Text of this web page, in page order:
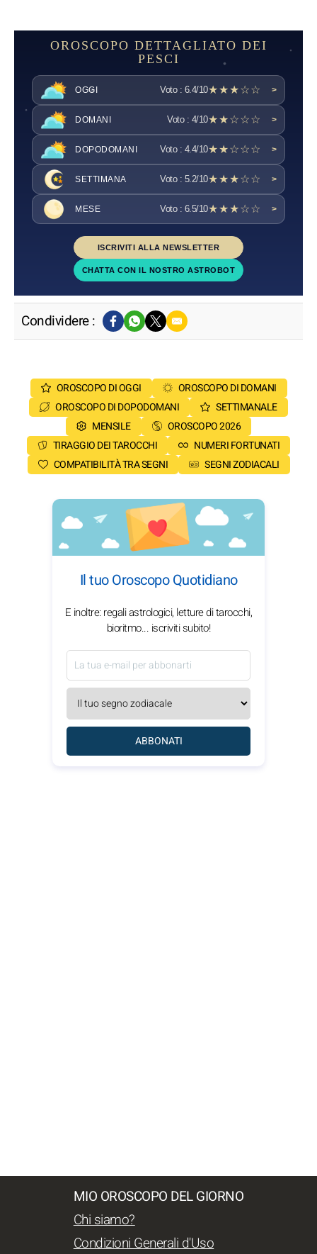
OROSCOPO DETTAGLIATO DEI
PESCI
OGGI Voto : 6.4/10★★★☆☆ >
DOMANI Voto : 4/10★★☆☆☆ >
DOPODOMANI Voto : 4.4/10★★☆☆☆ >
SETTIMANA Voto : 5.2/10★★★☆☆ >
MESE Voto : 6.5/10★★★☆☆ >
ISCRIVITI ALLA NEWSLETTER
CHATTA CON IL NOSTRO ASTROBOT
Condividere :
OROSCOPO DI OGGI
OROSCOPO DI DOMANI
OROSCOPO DI DOPODOMANI
SETTIMANALE
MENSILE
OROSCOPO 2026
TIRAGGIO DEI TAROCCHI
NUMERI FORTUNATI
COMPATIBILITÀ TRA SEGNI
SEGNI ZODIACALI
Il tuo Oroscopo Quotidiano
E inoltre: regali astrologici, letture di tarocchi,
bioritmo... iscriviti subito!
ABBONATI
MIO OROSCOPO DEL GIORNO
Chi siamo?
Condizioni Generali d'Uso